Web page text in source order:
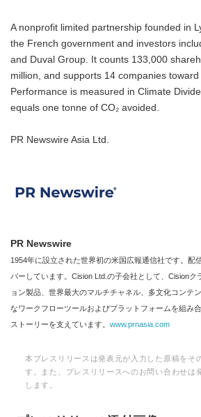
A nonprofit limited partnership founded in
the French government and investors
and Duval Group. It counts 133,000
million, and supports 14 companies
Performance is measured in Climate
equals one tonne of CO₂ avoided.
PR Newswire Asia Ltd.
PR Newswire
1954年に設立された世界初の米国広報通信社です。配
バーしています。Cision Ltd.の子会社として、Cisionク
ョン製品、世界最大のマルチチャネル、多文化コンテ
なワークフローツールおよびプラットフォームを組み
ストーリーを支えています。 www.prnasia.com
本プレスリリースは発表元が入力した原稿をそ
す。また、プレスリリースへのお問い合わせは
します。